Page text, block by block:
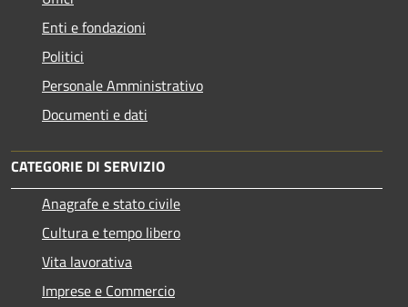
Enti e fondazioni
Politici
Personale Amministrativo
Documenti e dati
CATEGORIE DI SERVIZIO
Anagrafe e stato civile
Cultura e tempo libero
Vita lavorativa
Imprese e Commercio